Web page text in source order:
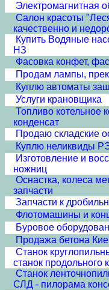
Электромагнитная
Cалон красоты
качественно и
Купить Водяные
НЗ
Фасовка конфет,
Продам лампы,
Куплю автоматы
Услуги крановщика
Топливо котельное
конденсат
Продаю складские
Куплю неликвиды
Изготовление и
ножниц
Оснастка, колеса
запчасти
Запчасти к
Флотомашины и
Буровое
Продажа бетона
Станок
станок продольного
Станок
СЛД - пилорама